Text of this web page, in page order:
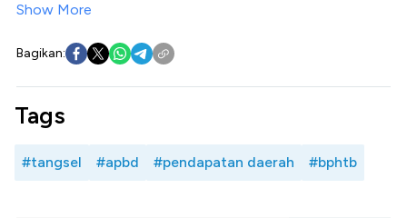
Show More
Bagikan:
Tags
#tangsel #apbd #pendapatan daerah #bphtb